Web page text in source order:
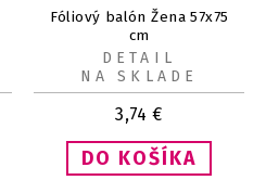
Fóliový balón Žena 57x75
cm
3,74 €
DETAIL
NA SKLADE